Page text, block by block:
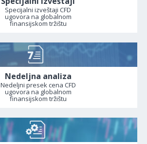
Specijalni izveštaji CFD
ugovora na globalnom
finansijskom tržištu
Nedeljna analiza
Nedeljni presek cena CFD
ugovora na globalnom
finansijskom tržištu